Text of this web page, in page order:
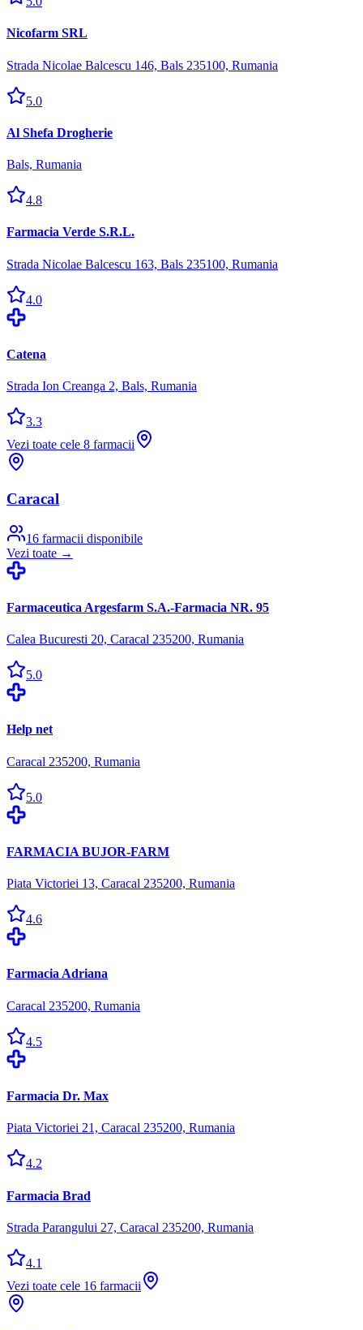
Nicofarm SRL
Strada Nicolae Balcescu 146, Bals 235100, Rumania
5.0
Al Shefa Drogherie
Bals, Rumania
4.8
Farmacia Verde S.R.L.
Strada Nicolae Balcescu 163, Bals 235100, Rumania
4.0
Catena
Strada Ion Creanga 2, Bals, Rumania
3.3
Vezi toate cele 8 farmacii
Caracal
16 farmacii disponibile
Vezi toate →
Farmaceutica Argesfarm S.A.-Farmacia NR. 95
Calea Bucuresti 20, Caracal 235200, Rumania
5.0
Help net
Caracal 235200, Rumania
5.0
FARMACIA BUJOR-FARM
Piata Victoriei 13, Caracal 235200, Rumania
4.6
Farmacia Adriana
Caracal 235200, Rumania
4.5
Farmacia Dr. Max
Piata Victoriei 21, Caracal 235200, Rumania
4.2
Farmacia Brad
Strada Parangului 27, Caracal 235200, Rumania
4.1
Vezi toate cele 16 farmacii